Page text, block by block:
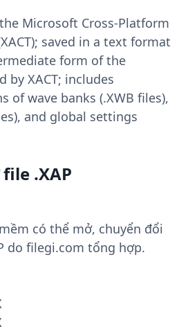
Microsoft Cross-Platform
saved in a text format
form of the
by XACT; includes
of wave banks (.XWB files),
and global settings
.XAP
có thể mở, chuyển đổi
do filegi.com tổng hợp.